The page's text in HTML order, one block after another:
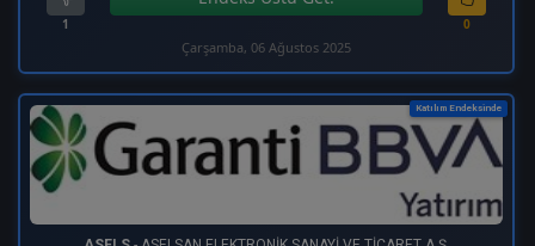
1 0
Çarşamba, 06 Ağustos 2025
Katılım Endeksinde